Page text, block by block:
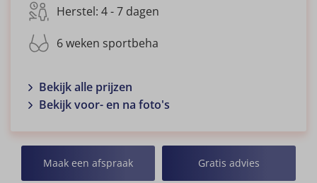
Herstel: 4 - 7 dagen
6 weken sportbeha
Bekijk alle prijzen
Bekijk voor- en na foto's
Maak een afspraak Gratis advies